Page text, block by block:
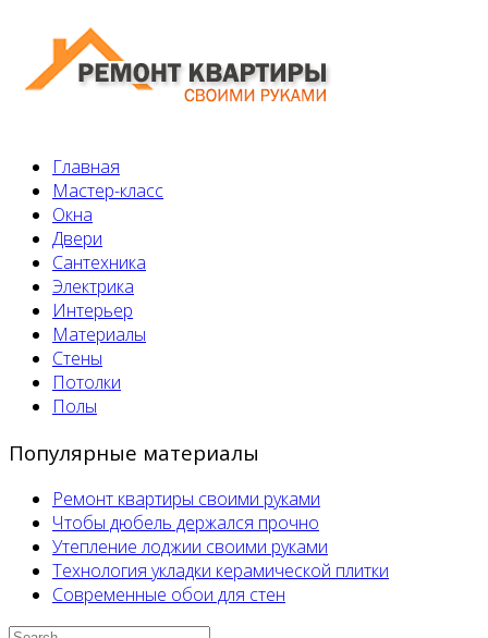
Главная
Мастер-класс
Окна
Двери
Сантехника
Электрика
Интерьер
Материалы
Стены
Потолки
Полы
Популярные материалы
Ремонт квартиры своими руками
Чтобы дюбель держался прочно
Утепление лоджии своими руками
Технология укладки керамической плитки
Современные обои для стен